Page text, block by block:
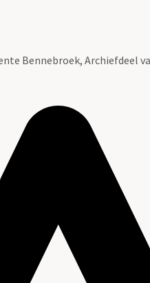
Bennebroek, Archiefdeel